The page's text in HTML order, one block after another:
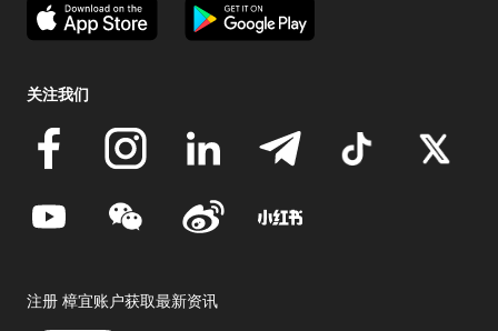
关注我们
注册 樟宜账户获取最新资讯